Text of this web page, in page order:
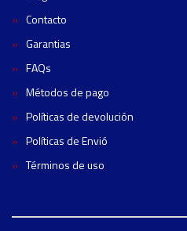
Contacto
Garantias
FAQs
Métodos de pago
Políticas de devolución
Políticas de Envió
Términos de uso